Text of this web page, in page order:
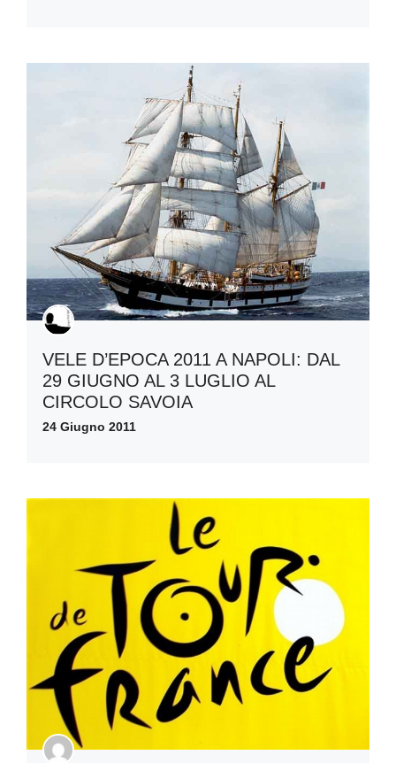
VELE D’EPOCA 2011 A NAPOLI: DAL
29 GIUGNO AL 3 LUGLIO AL
CIRCOLO SAVOIA
24 Giugno 2011